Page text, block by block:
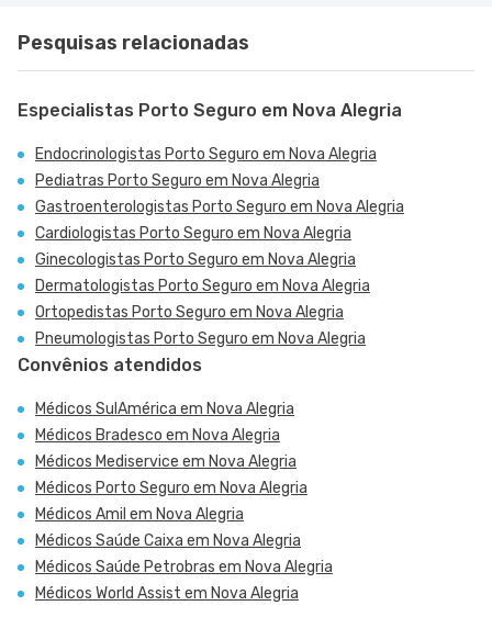
Pesquisas relacionadas
Especialistas Porto Seguro em Nova Alegria
Endocrinologistas Porto Seguro em Nova Alegria
Pediatras Porto Seguro em Nova Alegria
Gastroenterologistas Porto Seguro em Nova Alegria
Cardiologistas Porto Seguro em Nova Alegria
Ginecologistas Porto Seguro em Nova Alegria
Dermatologistas Porto Seguro em Nova Alegria
Ortopedistas Porto Seguro em Nova Alegria
Pneumologistas Porto Seguro em Nova Alegria
Convênios atendidos
Médicos SulAmérica em Nova Alegria
Médicos Bradesco em Nova Alegria
Médicos Mediservice em Nova Alegria
Médicos Porto Seguro em Nova Alegria
Médicos Amil em Nova Alegria
Médicos Saúde Caixa em Nova Alegria
Médicos Saúde Petrobras em Nova Alegria
Médicos World Assist em Nova Alegria